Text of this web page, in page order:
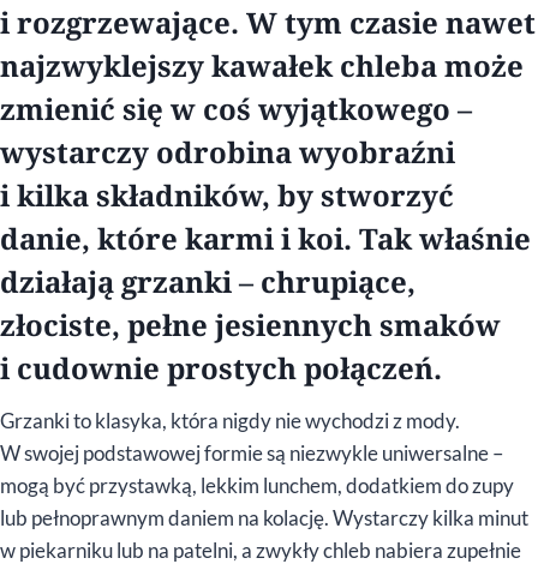
i rozgrzewające. W tym czasie nawet
najzwyklejszy kawałek chleba może
zmienić się w coś wyjątkowego –
wystarczy odrobina wyobraźni
i kilka składników, by stworzyć
danie, które karmi i koi. Tak właśnie
działają grzanki – chrupiące,
złociste, pełne jesiennych smaków
i cudownie prostych połączeń.
Grzanki to klasyka, która nigdy nie wychodzi z mody.
W swojej podstawowej formie są niezwykle uniwersalne –
mogą być przystawką, lekkim lunchem, dodatkiem do zupy
lub pełnoprawnym daniem na kolację. Wystarczy kilka minut
w piekarniku lub na patelni, a zwykły chleb nabiera zupełnie